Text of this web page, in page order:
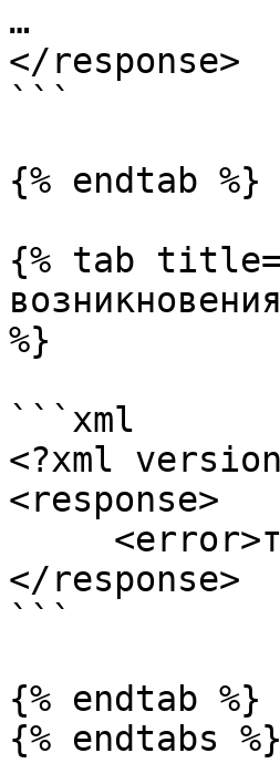
…
</response>
```
{% endtab %}
{% tab
%}
```xml
<?xml
<response>
</response>
```
{% endtab %}
{% endtabs %}